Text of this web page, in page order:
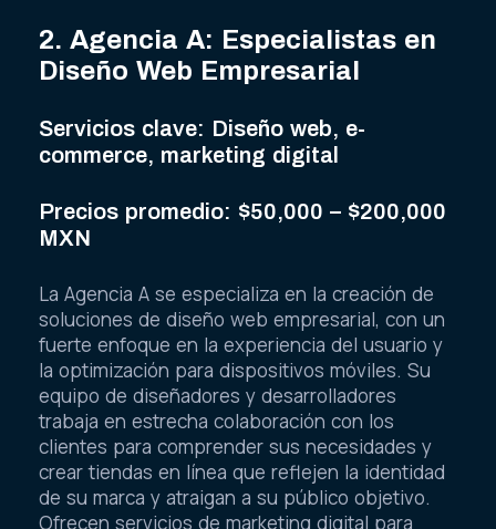
2. Agencia A: Especialistas en
Diseño Web Empresarial
Servicios clave: Diseño web, e-
commerce, marketing digital
Precios promedio: $50,000 – $200,000
MXN
La Agencia A se especializa en la creación de
soluciones de diseño web empresarial, con un
fuerte enfoque en la experiencia del usuario y
la optimización para dispositivos móviles. Su
equipo de diseñadores y desarrolladores
trabaja en estrecha colaboración con los
clientes para comprender sus necesidades y
crear tiendas en línea que reflejen la identidad
de su marca y atraigan a su público objetivo.
Ofrecen servicios de marketing digital para